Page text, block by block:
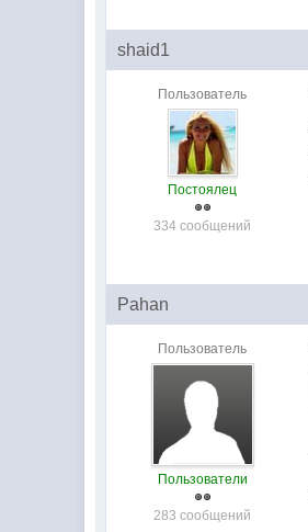
shaid1
Пользователь
Постоялец
334 сообщений
Pahan
Пользователь
Пользователи
283 сообщений